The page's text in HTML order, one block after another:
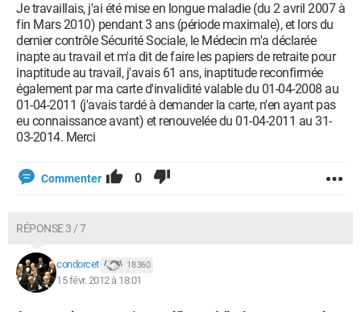
Je travaillais, j'ai été mise en longue maladie (du 2 avril 2007 à
fin Mars 2010) pendant 3 ans (période maximale), et lors du
dernier contrôle Sécurité Sociale, le Médecin m'a déclarée
inapte au travail et m'a dit de faire les papiers de retraite pour
inaptitude au travail, j'avais 61 ans, inaptitude reconfirmée
également par ma carte d'invalidité valable du 01-04-2008 au
01-04-2011 (j'avais tardé à demander la carte, n'en ayant pas
eu connaissance avant) et renouvelée du 01-04-2011 au 31-
03-2014. Merci
Commenter 0
RÉPONSE 3 / 7
condorcet 18 360
15 févr. 2012 à 18:01